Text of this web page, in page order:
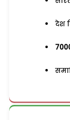
देश